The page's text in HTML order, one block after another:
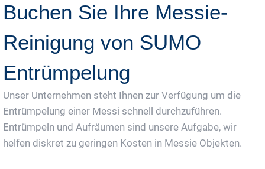
Buchen Sie Ihre Messie-
Reinigung von SUMO
Entrümpelung
Unser Unternehmen steht Ihnen zur Verfügung um die
Entrümpelung einer Messi schnell durchzuführen.
Entrümpeln und Aufräumen sind unsere Aufgabe, wir
helfen diskret zu geringen Kosten in Messie Objekten.